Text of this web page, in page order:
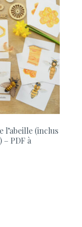
l’abeille (inclus
– PDF à